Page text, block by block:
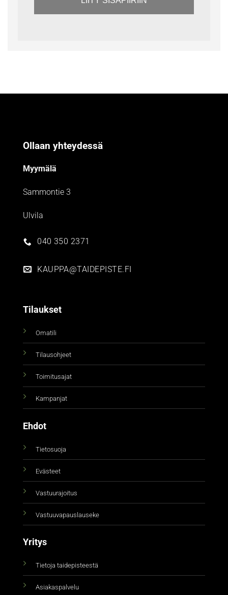
Ollaan yhteydessä
Myymälä
Sammontie 3
Ulvila
040 350 2371
KAUPPA@TAIDEPISTE.FI
Tilaukset
Omatili
Tilausohjeet
Toimitusajat
Kampanjat
Ehdot
Tietosuoja
Evästeet
Vastuurajoitus
Vastuuvapauslauseke
Yritys
Tietoja taidepisteestä
Asiakaspalvelu